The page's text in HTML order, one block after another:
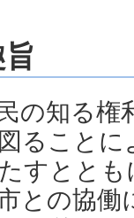
の知る
ること
すとと
との協